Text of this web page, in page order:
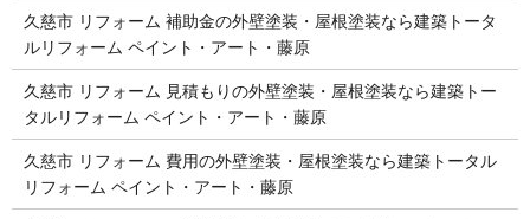
久慈市 リフォーム 補助金の外壁塗装・屋根塗装なら建築トータ
ルリフォーム ペイント・アート・藤原
久慈市 リフォーム 見積もりの外壁塗装・屋根塗装なら建築トー
タルリフォーム ペイント・アート・藤原
久慈市 リフォーム 費用の外壁塗装・屋根塗装なら建築トータル
リフォーム ペイント・アート・藤原